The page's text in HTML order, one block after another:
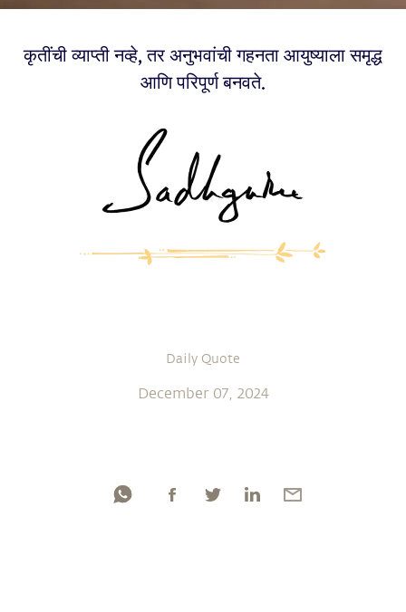
कृतींची व्याप्ती नव्हे, तर अनुभवांची गहनता आयुष्याला समृद्ध
आणि परिपूर्ण बनवते.
Daily Quote
December 07, 2024